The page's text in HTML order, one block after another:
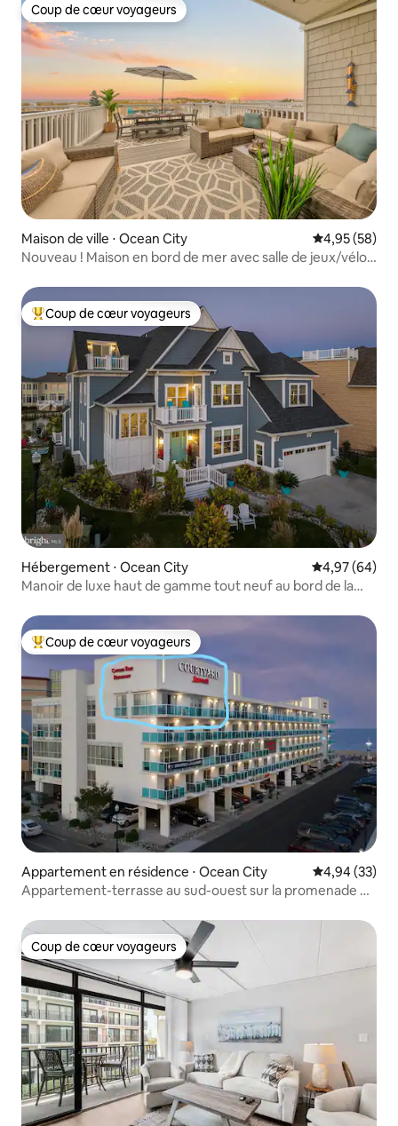
Coup de cœur voyageurs
Coup de cœur voyageurs
Maison de ville ⋅ Ocean City Évaluation
4,95 (58)
Nouveau ! Maison en bord de mer avec salle de jeux/vélos
Coups de cœur voyageurs les plus appréciés
Coup de cœur voyageurs
Hébergement ⋅ Ocean City Évaluation
4,97 (64)
Manoir de luxe haut de gamme tout neuf au bord de la
Coups de cœur voyageurs les plus appréciés
Coup de cœur voyageurs
Appartement en résidence ⋅ Ocean City Évaluation
4,94 (33)
Appartement-terrasse au sud-ouest sur la promenade de
Coup de cœur voyageurs
Coup de cœur voyageurs